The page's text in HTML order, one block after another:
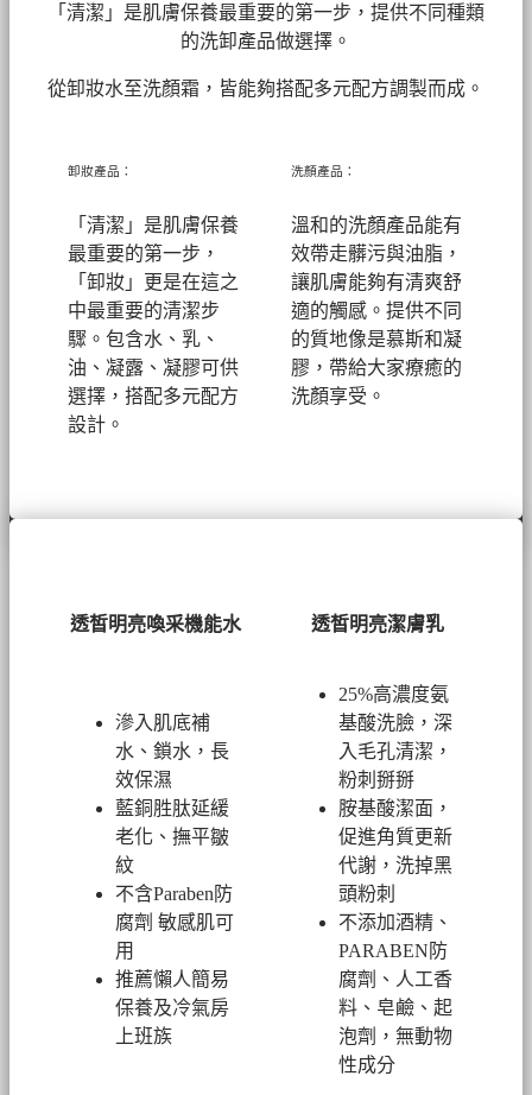
「清潔」是肌膚保養最重要的第一步，提供不同種類
的洗卸產品做選擇。
從卸妝水至洗顏霜，皆能夠搭配多元配方調製而成。
卸妝產品：
「清潔」是肌膚保養
最重要的第一步，
「卸妝」更是在這之
中最重要的清潔步
驟。包含水、乳、
油、凝露、凝膠可供
選擇，搭配多元配方
設計。
洗顏產品：
溫和的洗顏產品能有
效帶走髒污與油脂，
讓肌膚能夠有清爽舒
適的觸感。提供不同
的質地像是慕斯和凝
膠，帶給大家療癒的
洗顏享受。
透皙明亮喚采機能水 透皙明亮潔膚乳
滲入肌底補
水、鎖水，長
效保濕
藍銅胜肽延緩
老化、撫平皺
紋
不含Paraben防
腐劑 敏感肌可
用
推薦懶人簡易
保養及冷氣房
上班族
25%高濃度氨
基酸洗臉，深
入毛孔清潔，
粉刺掰掰
胺基酸潔面，
促進角質更新
代謝，洗掉黑
頭粉刺
不添加酒精、
PARABEN防
腐劑、人工香
料、皂鹼、起
泡劑，無動物
性成分